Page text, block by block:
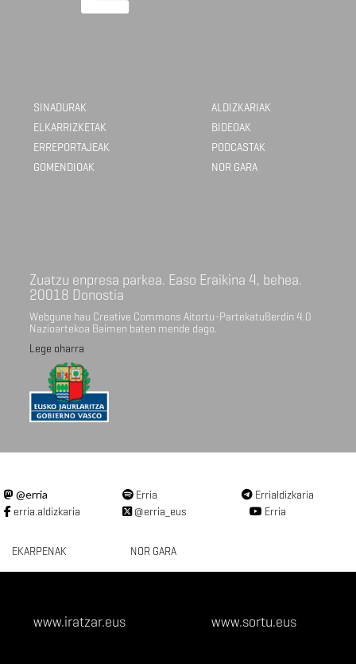
SINADURAK
ELKARRIZKETAK
ERREPORTAJEAK
GOMENDIOAK
ALDIZKARIAK
BIDEOAK
PODCASTAK
NOR GARA
Zuatzu enpresa parkea. Easo Eraikina 4, behea.
20018 Donostia
Webgune hau Creative Commons Aitortu-PartekatuBerdin 4.0
Nazioartekoa Baimen baten mende dago.
Lege oharra
@erria Erria
Errialdizkaria
erria.aldizkaria
@erria_eus Erria
EKARPENAK NOR GARA
www.iratzar.eus www.sortu.eus